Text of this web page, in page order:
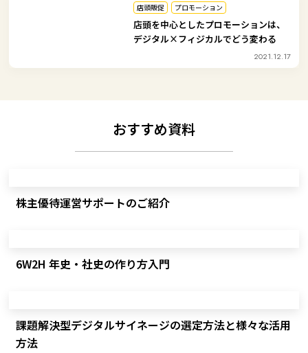
店頭販促 プロモーション
店頭を中心としたプロモーションは、
デジタル×フィジカルでどう変わる
2021.12.17
おすすめ資料
株主優待運営サポートのご紹介
6W2H 年史・社史の作り方入門
課題解決型デジタルサイネージの選定方法と様々な活用
方法